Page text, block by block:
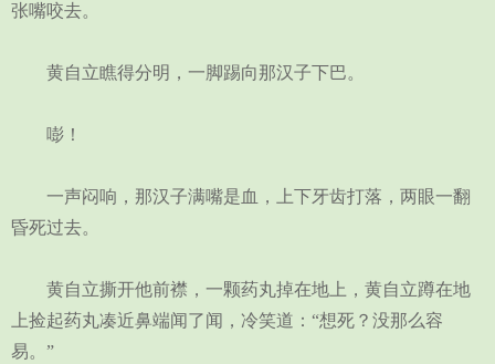
张嘴咬去。
黄自立瞧得分明，一脚踢向那汉子下巴。
嘭！
一声闷响，那汉子满嘴是血，上下牙齿打落，两眼一翻
昏死过去。
黄自立撕开他前襟，一颗药丸掉在地上，黄自立蹲在地
上捡起药丸凑近鼻端闻了闻，冷笑道：“想死？没那么容
易。”